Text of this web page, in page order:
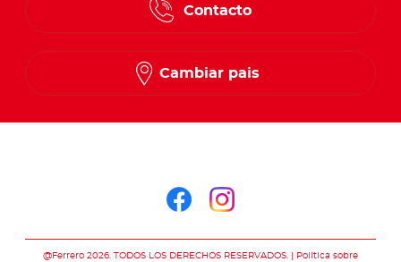
Contacto
Cambiar pais
@Ferrero 2026. TODOS LOS DERECHOS RESERVADOS.
Política sobre